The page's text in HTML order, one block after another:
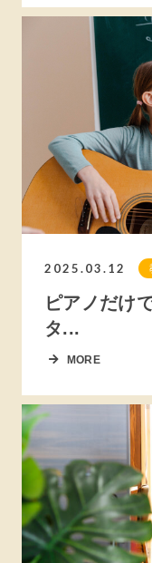
2025.03.12
ピアノだけ
タ...
MORE